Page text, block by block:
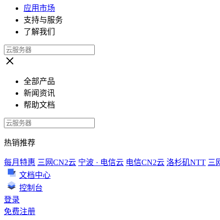
应用市场
支持与服务
了解我们
全部产品
新闻资讯
帮助文档
热销推荐
每月特惠 三网CN2云 宁波 · 电信云 电信CN2云 洛杉矶NTT 三
文档中心
控制台
登录
免费注册